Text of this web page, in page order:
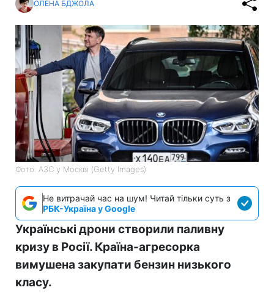
ОЛЕНА БДЖОЛА
Фото: АЗС у Москві (Getty Images)
Не витрачай час на шум! Читай тільки суть з
РБК-Україна у Google
Українські дрони створили паливну
кризу в Росії. Країна-агресорка
вимушена закупати бензин низького
класу.